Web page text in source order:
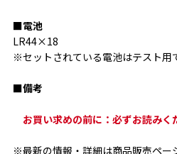
■電池
LR44×18
※セットされている電池はテスト用
■備考
お買い求めの前に：必ずお読みく
※最新の情報・詳細は商品販売ペー